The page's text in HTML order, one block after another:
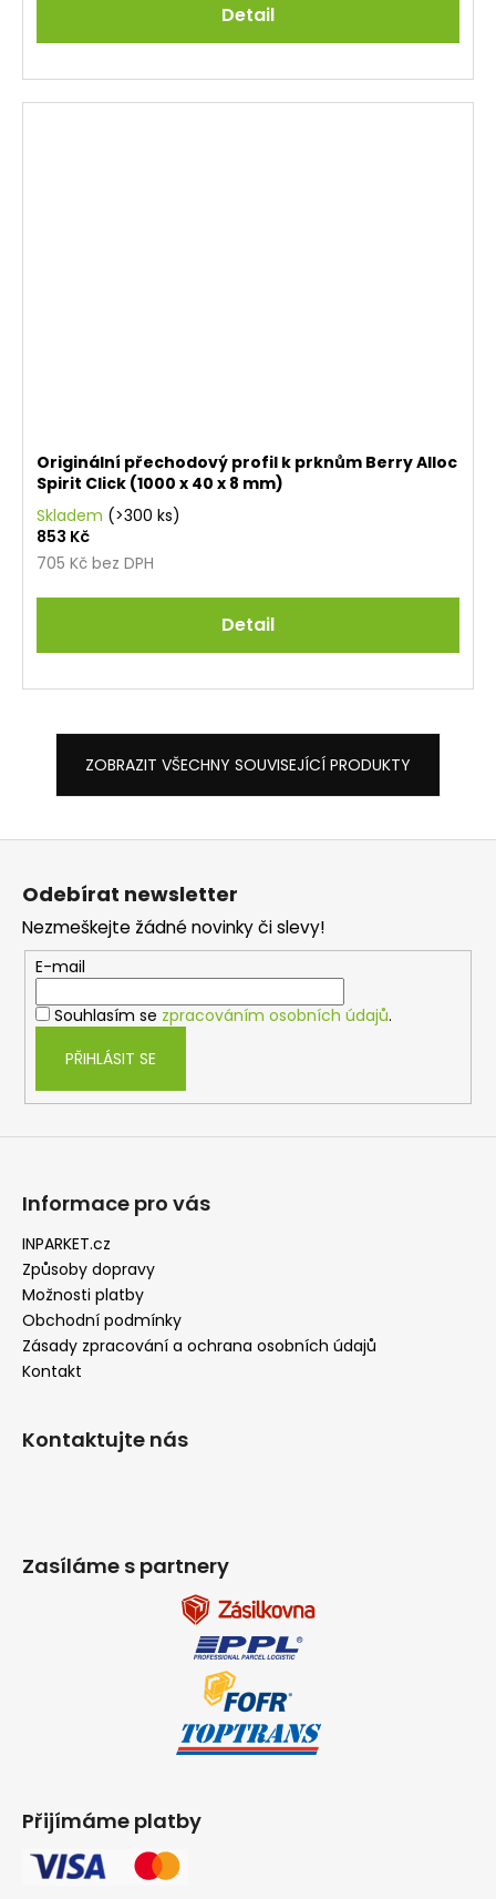
Detail
Originální přechodový profil k prknům Berry Alloc
Spirit Click (1000 x 40 x 8 mm)
Skladem (>300 ks)
705 Kč bez DPH
853 Kč
Detail
ZOBRAZIT VŠECHNY SOUVISEJÍCÍ PRODUKTY
Odebírat newsletter
Nezmeškejte žádné novinky či slevy!
E-mail
Souhlasím se zpracováním osobních údajů.
PŘIHLÁSIT SE
Informace pro vás
INPARKET.cz
Způsoby dopravy
Možnosti platby
Obchodní podmínky
Zásady zpracování a ochrana osobních údajů
Kontakt
Kontaktujte nás
Zasíláme s partnery
Přijímáme platby